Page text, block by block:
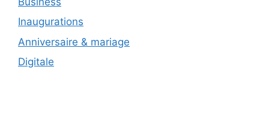
Inaugurations
Anniversaire & mariage
Digitale